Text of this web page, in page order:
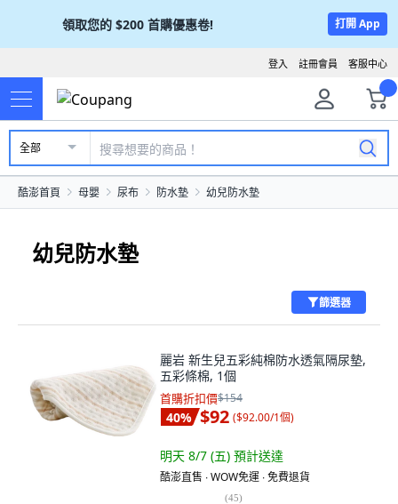
領取您的 $200 首購優惠卷! 打開 App
客服中心
註冊會員
登入
全部
酷澎首頁 母嬰 尿布 防水墊 幼兒防水墊
幼兒防水墊
篩選器
麗岩 新生兒五彩純棉防水透氣隔尿墊,
五彩條棉, 1個
首購折扣價$154
40% $92 ($92.00/1個)
明天 8/7 (五) 預計送達
酷澎直售 ∙ WOW免運 ∙ 免費退貨
(45)